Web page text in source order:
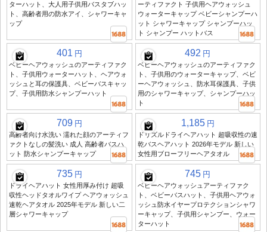
ターハット、大人用子供用バスタブハッ
ト、高齢者用の防水アイ、シャワーキャ
ップ
ーティファクト 子供用ヘアウォッシュ
ウォーターキャップ ベビーシャンプーハ
ット シャワーキャップ シャンプーハッ
ト シャンプー ハットバス
401 円
ベビーヘアウォッシュのアーティファク
ト、子供用ウォーターハット、ヘアウォ
ッシュと耳の保護具、ベビーバスキャッ
プ、子供用防水シャンプーハット
492 円
ベビーヘアウォッシュのアーティファク
ト、子供用のウォーターキャップ、ベビ
ーヘアウォッシュ、防水耳保護具、子供
用のシャワーキャップ、シャンプーハッ
ト
709 円
高齢者向け水洗い 濡れた顔のアーティフ
ァクトなしの髪洗い 成人 高齢者バスハ
ット 防水シャンプーキャップ
1,185 円
ドリズルドライヘアハット 超吸収性の速
乾バスヘアハット 2026年モデル 新しい
女性用ブローフリーヘアタオル
735 円
ドライヘアハット 女性用厚み付け 超吸
収性ヘッドタオルワイプ ヘアウォッシュ
速乾ヘアタオル 2025年モデル 新しい二
層シャワーキャップ
745 円
ベビーヘアウォッシュアーティファク
ト、ベビーバスハット、子供用ヘアウォ
ッシュ防水イヤープロテクションシャワ
ーキャップ、子供用シャンプー、ウォー
ターハット